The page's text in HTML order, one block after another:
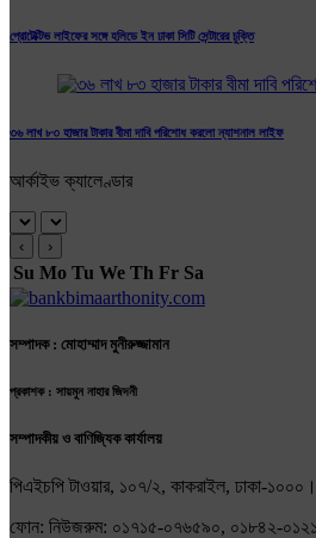
প্রোটেক্টিভ লাইফের সঙ্গে হলিডে ইন ঢাকা সিটি সেন্টারের চুক্তি
৩৬ লাখ ৮৩ হাজার টাকার বীমা দাবি পরিশোধ করলো ন্যাশনাল লাইফ
আর্কাইভ ক্যালেণ্ডার
‹ ›
Su Mo Tu We Th Fr Sa
সম্পাদক : মোহাম্মাদ মুনীরুজ্জামান
প্রকাশক : সায়মুন নাহার জিদনী
সম্পাদকীয় ও বাণিজ্যিক কার্যালয়
পিএইচপি টাওয়ার, ১০৭/২, কাকরাইল, ঢাকা-১০০০।
ফোন: নিউজরুম: ০১৭১৫-০৭৬৫৯০, ০১৮৪২-